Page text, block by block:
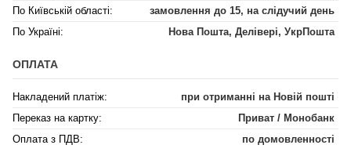
По Київській області:
замовлення до 15, на слідучий день
По Україні:
Нова Пошта, Делівері, УкрПошта
ОПЛАТА
Накладений платіж:
при отриманні на Новій пошті
Переказ на картку:
Приват / Монобанк
Оплата з ПДВ:
по домовленності